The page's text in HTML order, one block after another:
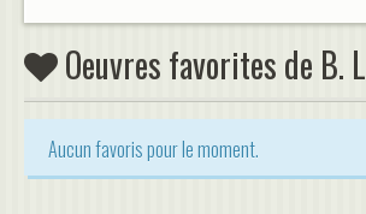
Oeuvres favorites de B. L
Aucun favoris pour le moment.